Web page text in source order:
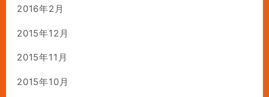
2016年2月
2015年12月
2015年11月
2015年10月